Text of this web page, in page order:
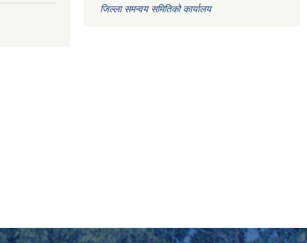
जिल्ला समन्वय समितिको कार्यालय